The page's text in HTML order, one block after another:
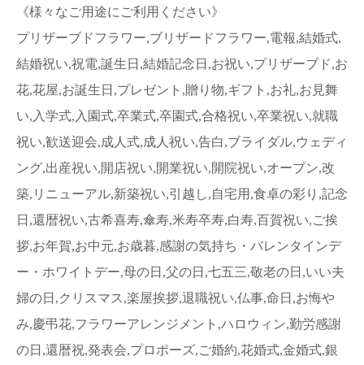
《様々なご用途にご利用ください》
プリザーブドフラワー,ブリザードフラワー,電報,結婚式,
結婚祝い,祝電,誕生日,結婚記念日,お祝い,プリザーブド,お
花,花屋,お誕生日,プレゼント,贈り物,ギフト,お礼,お見舞
い,入学式,入園式,卒業式,卒園式,合格祝い,卒業祝い,就職
祝い,歓送迎会,成人式,成人祝い,告白,ブライダル,ウェディ
ング,出産祝い,開店祝い,開業祝い,開院祝い,オープン,改
築,リニューアル,新築祝い,引越し,自宅用,食卓の彩り,記念
日,還暦祝い,古希喜寿,傘寿,米寿卒寿,白寿,百賀祝い,ご挨
拶,お年賀,お中元,お歳暮,感謝の気持ち・バレンタインデ
ー・ホワイトデー,母の日,父の日,七五三,敬老の日,いい夫
婦の日,クリスマス,楽屋挨拶,退職祝い,仏事,命日,お悔や
み,慶弔花,フラワーアレンジメント,ハロウィン,勤労感謝
の日,還暦祝,発表会,プロポーズ,ご婚約,花婚式,金婚式,銀